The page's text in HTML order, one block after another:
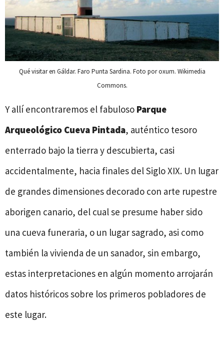
Qué visitar en Gáldar. Faro Punta Sardina. Foto por oxum. Wikimedia
Commons.
Y allí encontraremos el fabuloso Parque
Arqueológico Cueva Pintada, auténtico tesoro
enterrado bajo la tierra y descubierta, casi
accidentalmente, hacia finales del Siglo XIX. Un lugar
de grandes dimensiones decorado con arte rupestre
aborigen canario, del cual se presume haber sido
una cueva funeraria, o un lugar sagrado, asi como
también la vivienda de un sanador, sin embargo,
estas interpretaciones en algún momento arrojarán
datos históricos sobre los primeros pobladores de
este lugar.